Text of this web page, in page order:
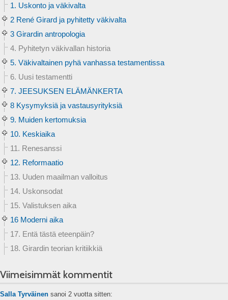
1. Uskonto ja väkivalta
2 René Girard ja pyhitetty väkivalta
3 Girardin antropologia
4. Pyhitetyn väkivallan historia
5. Väkivaltainen pyhä vanhassa testamentissa
6. Uusi testamentti
7. JEESUKSEN ELÄMÄNKERTA
8 Kysymyksiä ja vastausyrityksiä
9. Muiden kertomuksia
10. Keskiaika
11. Renesanssi
12. Reformaatio
13. Uuden maailman valloitus
14. Uskonsodat
15. Valistuksen aika
16 Moderni aika
17. Entä tästä eteenpäin?
18. Girardin teorian kritiikkiä
Viimeisimmät kommentit
Salla Tyrväinen sanoi 2 vuotta sitten: